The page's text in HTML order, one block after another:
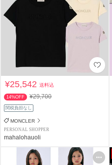
¥25,542送料込
14%OFF ¥29,700
関税負担なし
MONCLER
PERSONAL SHOPPER
mahalohauoli